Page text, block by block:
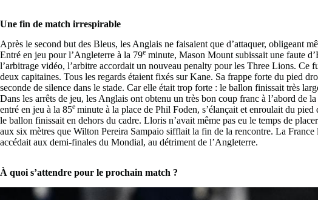
Une fin de match irrespirable
Après le second but des Bleus, les Anglais ne faisaient que d’attaquer, obligeant
Entré en jeu pour l’Angleterre à la 79e minute, Mason Mount subissait une faute
l’arbitrage vidéo, l’arbitre accordait un nouveau penalty pour les Three Lions. Ce
deux capitaines. Tous les regards étaient fixés sur Kane. Sa frappe forte du pied
seconde de silence dans le stade. Car elle était trop forte : le ballon finissait très
Dans les arrêts de jeu, les Anglais ont obtenu un très bon coup franc à l’abord de
entré en jeu à la 85e minute à la place de Phil Foden, s’élançait et enroulait du
le ballon finissait en dehors du cadre. Lloris n’avait même pas eu le temps de
aux six mètres que Wilton Pereira Sampaio sifflait la fin de la rencontre. La France
accédait aux demi-finales du Mondial, au détriment de l’Angleterre.
À quoi s’attendre pour le prochain match ?